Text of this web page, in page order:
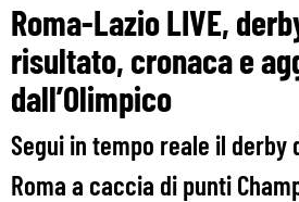
Roma-Lazio LIVE,
risultato, cronaca e
dall’Olimpico
Segui in tempo reale il derby
Roma a caccia di punti